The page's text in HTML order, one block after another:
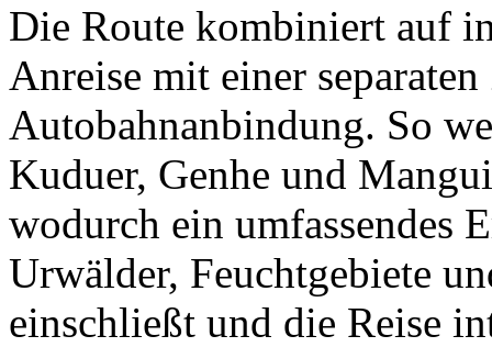
Die Route kombiniert auf
Anreise mit einer
Autobahnanbindung. So
Kuduer, Genhe und
wodurch ein umfassendes
Urwälder, Feuchtgebiete
einschließt und die Reise